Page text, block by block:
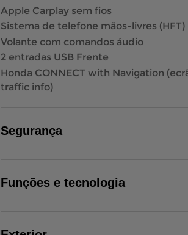
Apple Carplay sem fios
Sistema de telefone mãos-livres
Volante com comandos áudio
2 entradas USB Frente
Honda CONNECT with Navigation
traffic info)
Segurança
Funções e tecnologia